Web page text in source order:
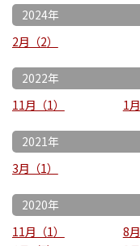
2024年
2月
2
2022年
11月
1 1月
2021年
3月
1
2020年
11月
1 8月